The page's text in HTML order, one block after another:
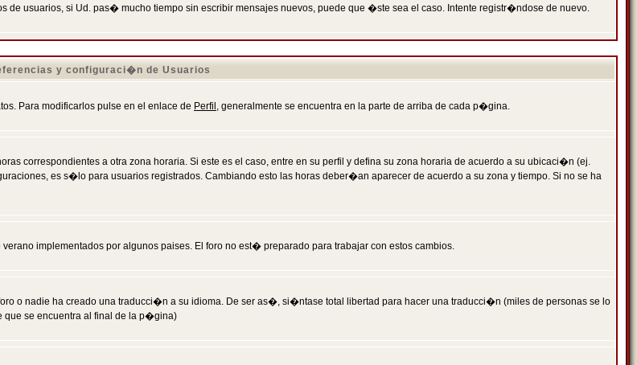
usuarios, si Ud. pas� mucho tiempo sin escribir mensajes nuevos, puede que �ste sea el caso. Intente registr�ndose de nuevo.
y configuraci�n de Usuarios
Para modificarlos pulse en el enlace de Perfil , generalmente se encuentra en la parte de arriba de cada p�gina.
correspondientes a otra zona horaria. Si este es el caso, entre en su perfil y defina su zona horaria de acuerdo a su ubicaci�n (ej.
es s�lo para usuarios registrados. Cambiando esto las horas deber�an aparecer de acuerdo a su zona y tiempo. Si no se ha
implementados por algunos paises. El foro no est� preparado para trabajar con estos cambios.
o nadie ha creado una traducci�n a su idioma. De ser as�, si�ntase total libertad para hacer una traducci�n (miles de personas se lo
se encuentra al final de la p�gina)